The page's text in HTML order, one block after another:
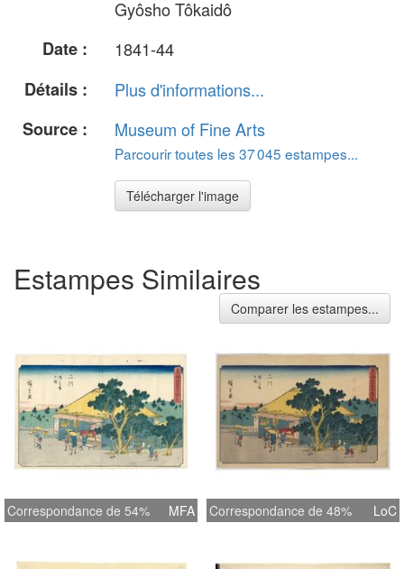
Gyôsho Tôkaidô
Date :
1841-44
Détails :
Plus d'informations...
Source :
Museum of Fine Arts
Parcourir toutes les 37 045 estampes...
Télécharger l'image
Estampes Similaires
Comparer les estampes...
Correspondance de 54% MFA Correspondance de 48% LoC